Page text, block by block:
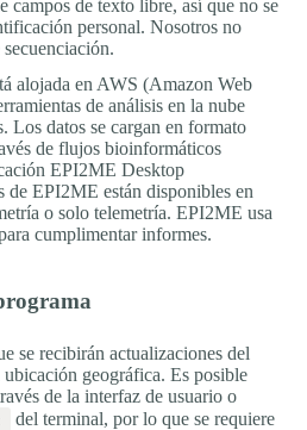
campos de texto libre, así que no se
personal. Nosotros no
alojada en AWS (Amazon Web
de análisis en la nube
Los datos se cargan en formato
de flujos bioinformáticos
EPI2ME Desktop
de EPI2ME están disponibles en
o solo telemetría. EPI2ME usa
cumplimentar informes.
se recibirán actualizaciones del
ubicación geográfica. Es posible
de la interfaz de usuario o
del terminal, por lo que se requiere